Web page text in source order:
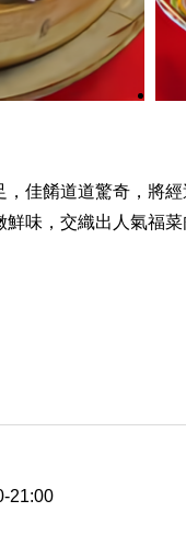
佳餚道道驚奇，將
味，交織出人氣福
21:00